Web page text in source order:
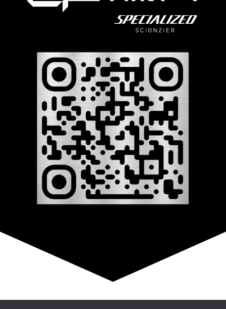
© Copyright 2026 –808